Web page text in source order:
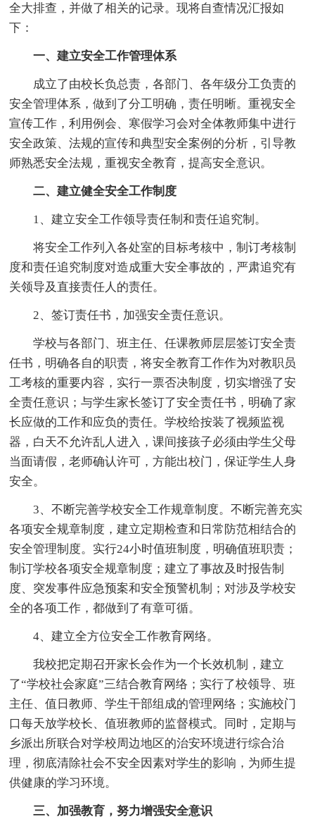
全大排查，并做了相关的记录。现将自查情况汇报如
下：
一、建立安全工作管理体系
成立了由校长负总责，各部门、各年级分工负责的
安全管理体系，做到了分工明确，责任明晰。重视安全
宣传工作，利用例会、寒假学习会对全体教师集中进行
安全政策、法规的宣传和典型安全案例的分析，引导教
师熟悉安全法规，重视安全教育，提高安全意识。
二、建立健全安全工作制度
1、建立安全工作领导责任制和责任追究制。
将安全工作列入各处室的目标考核中，制订考核制
度和责任追究制度对造成重大安全事故的，严肃追究有
关领导及直接责任人的责任。
2、签订责任书，加强安全责任意识。
学校与各部门、班主任、任课教师层层签订安全责
任书，明确各自的职责，将安全教育工作作为对教职员
工考核的重要内容，实行一票否决制度，切实增强了安
全责任意识；与学生家长签订了安全责任书，明确了家
长应做的工作和应负的责任。学校给按装了视频监视
器，白天不允许乱人进入，课间接孩子必须由学生父母
当面请假，老师确认许可，方能出校门，保证学生人身
安全。
3、不断完善学校安全工作规章制度。不断完善充实
各项安全规章制度，建立定期检查和日常防范相结合的
安全管理制度。实行24小时值班制度，明确值班职责；
制订学校各项安全规章制度；建立了事故及时报告制
度、突发事件应急预案和安全预警机制；对涉及学校安
全的各项工作，都做到了有章可循。
4、建立全方位安全工作教育网络。
我校把定期召开家长会作为一个长效机制，建立
了“学校社会家庭”三结合教育网络；实行了校领导、班
主任、值日教师、学生干部组成的管理网络；实施校门
口每天放学校长、值班教师的监督模式。同时，定期与
乡派出所联合对学校周边地区的治安环境进行综合治
理，彻底清除社会不安全因素对学生的影响，为师生提
供健康的学习环境。
三、加强教育，努力增强安全意识